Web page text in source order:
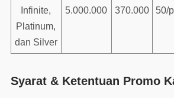
Infinite,
Platinum,
dan Silver
5.000.000 370.000 50/
Syarat & Ketentuan Promo